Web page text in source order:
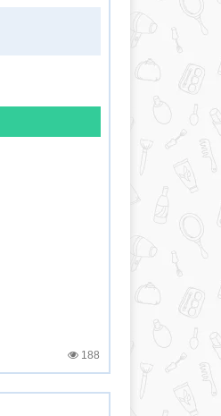
188